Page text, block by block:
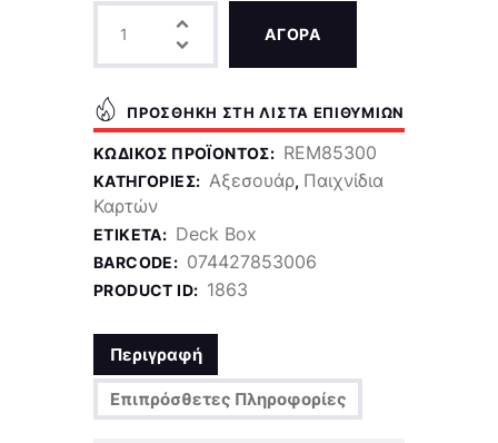
ΑΓΟΡΑ
ΠΡΟΣΘΉΚΗ ΣΤΗ ΛΊΣΤΑ ΕΠΙΘΥΜΙΏΝ
ΚΩΔΙΚΌΣ ΠΡΟΪΌΝΤΟΣ: REM85300
ΚΑΤΗΓΟΡΊΕΣ: Αξεσουάρ, Παιχνίδια
Καρτών
ΕΤΙΚΈΤΑ: Deck Box
BARCODE: 074427853006
PRODUCT ID: 1863
Περιγραφή
Επιπρόσθετες Πληροφορίες